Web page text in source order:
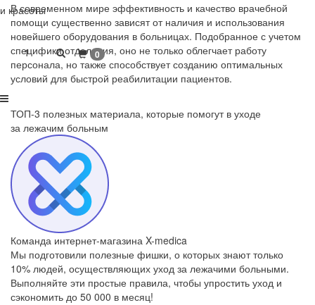
и красоты
1 0
В современном мире эффективность и качество врачебной
помощи существенно зависят от наличия и использования
новейшего оборудования в больницах. Подобранное с учетом
специфики отделения, оно не только облегчает работу
персонала, но также способствует созданию оптимальных
условий для быстрой реабилитации пациентов.
ТОП-3 полезных материала, которые помогут в уходе
за лежачим больным
Команда интернет-магазина X-medica
Мы подготовили полезные фишки, о которых знают только
10% людей, осуществляющих уход за лежачими больными.
Выполняйте эти простые правила, чтобы упростить уход и
сэкономить до 50 000 в месяц!